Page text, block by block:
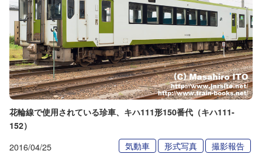
花輪線で使用されている珍車、キハ111形150番代（キハ111-
152）
2016/04/25 気動車 形式写真 撮影報告